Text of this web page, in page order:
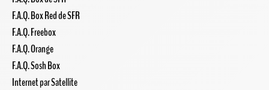
F.A.Q. Box Red de SFR
F.A.Q. Freebox
F.A.Q. Orange
F.A.Q. Sosh Box
Internet par Satellite